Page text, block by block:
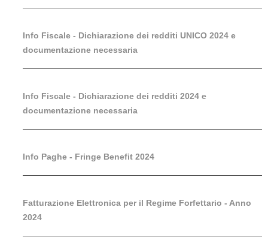
Info Fiscale - Dichiarazione dei redditi UNICO 2024 e
documentazione necessaria
Info Fiscale - Dichiarazione dei redditi 2024 e
documentazione necessaria
Info Paghe - Fringe Benefit 2024
Fatturazione Elettronica per il Regime Forfettario - Anno
2024